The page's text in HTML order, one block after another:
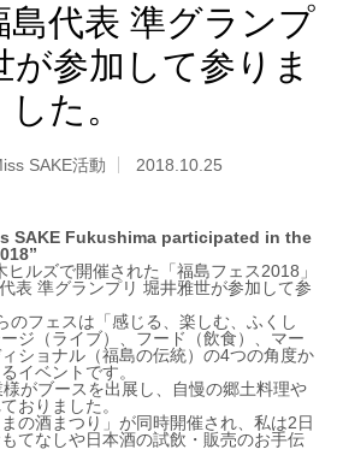
島代表 準グランプ
が参加して参りま
した。
SAKE活動 2018.10.25
SAKE Fukushima participated in the
ルズで開催された「福島フェス2018」
表 準グランプリ 堀井雅世が参加して参
のフェスは「感じる、楽しむ、ふくし
ジ（ライブ）、フード（飲食）、マー
ショナル（福島の伝統）の4つの角度か
イベントです。
がブースを出展し、自慢の郷土料理や
おりました。
の酒まつり」が同時開催され、私は2日
てなしや日本酒の試飲・販売のお手伝